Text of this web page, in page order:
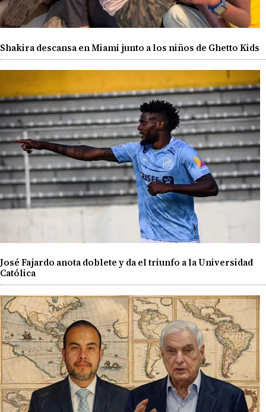
Shakira descansa en Miami junto a los niños de Ghetto Kids
José Fajardo anota doblete y da el triunfo a la Universidad
Católica